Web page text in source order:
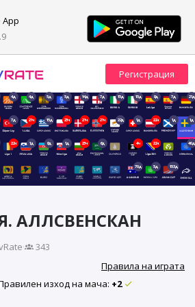
App
4д 4д 5д 5д 14д 7д 15д 15д 8д 7д 21д
7д 21ч 15д 23ч 21ч 21ч 22д 1д 22ч 1д 1д
22ч 1д 8д 1д 23ч 6д 4ч 22ч 40д
70д 5д 153д
АЛЛСВЕНСКАН
·
343
Правила на играта
изход на мача: +2